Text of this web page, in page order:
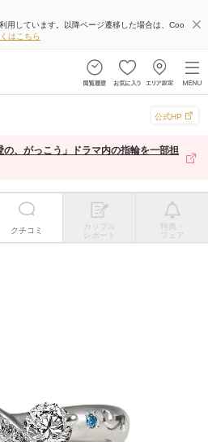
用しています。以降ページ遷移した場合は、Coo
はこちら
公式HP
の、がっこう」ドラマ内の指輪を一部担
クチコミ
カップル
レポート
特典・
フェア